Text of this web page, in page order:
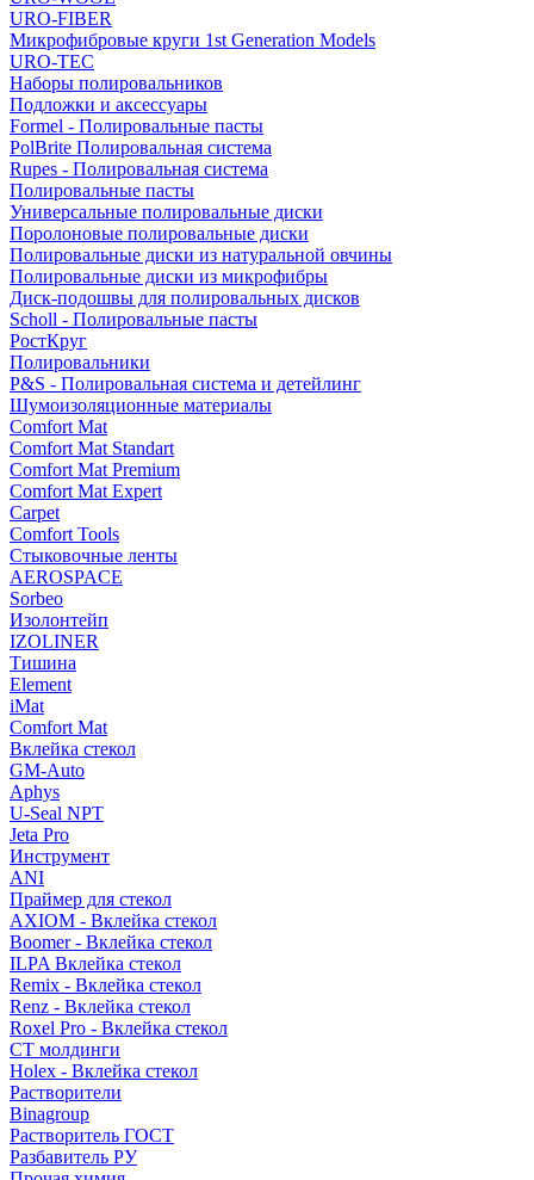
URO-FIBER
Микрофибровые круги 1st Generation Models
URO-TEC
Наборы полировальников
Подложки и аксессуары
Formel - Полировальные пасты
PolBrite Полировальная система
Rupes - Полировальная система
Полировальные пасты
Универсальные полировальные диски
Поролоновые полировальные диски
Полировальные диски из натуральной овчины
Полировальные диски из микрофибры
Диск-подошвы для полировальных дисков
Scholl - Полировальные пасты
РостКруг
Полировальники
P&S - Полировальная система и детейлинг
Шумоизоляционные материалы
Comfort Mat
Comfort Mat Standart
Comfort Mat Premium
Comfort Mat Expert
Carpet
Comfort Tools
Стыковочные ленты
AEROSPACE
Sorbeo
Изолонтейп
IZOLINER
Тишина
Element
iMat
Comfort Mat
Вклейка стекол
GM-Auto
Aphys
U-Seal NPT
Jeta Pro
Инструмент
ANI
Праймер для стекол
AXIOM - Вклейка стекол
Boomer - Вклейка стекол
ILPA Вклейка стекол
Remix - Вклейка стекол
Renz - Вклейка стекол
Roxel Pro - Вклейка стекол
СТ молдинги
Holex - Вклейка стекол
Растворители
Binagroup
Растворитель ГОСТ
Разбавитель РУ